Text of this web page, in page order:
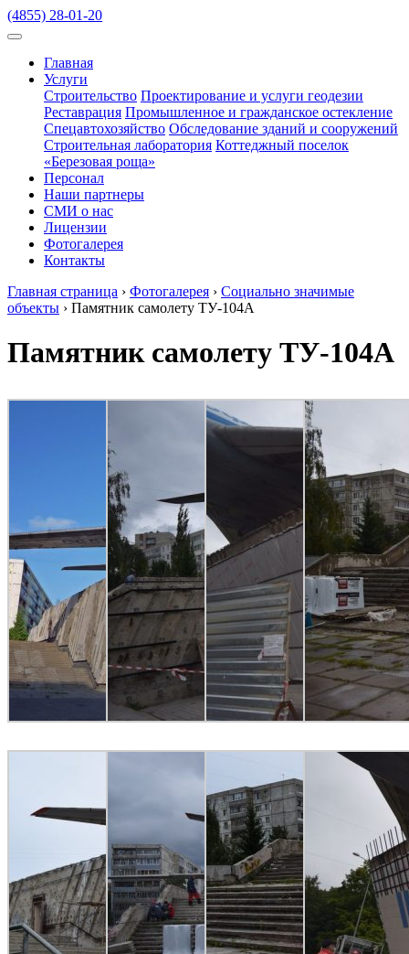
(4855) 28-01-20
Главная
Услуги
Строительство Проектирование и услуги геодезии
Реставрация Промышленное и гражданское остекление
Спецавтохозяйство Обследование зданий и сооружений
Строительная лаборатория Коттеджный поселок
«Березовая роща»
Персонал
Наши партнеры
СМИ о нас
Лицензии
Фотогалерея
Контакты
Главная страница › Фотогалерея › Социально значимые
объекты › Памятник самолету ТУ-104А
Памятник самолету ТУ-104А